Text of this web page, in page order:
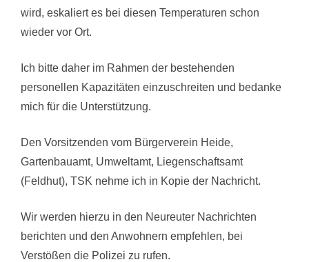
wird, eskaliert es bei diesen Temperaturen schon
wieder vor Ort.
Ich bitte daher im Rahmen der bestehenden
personellen Kapazitäten einzuschreiten und bedanke
mich für die Unterstützung.
Den Vorsitzenden vom Bürgerverein Heide,
Gartenbauamt, Umweltamt, Liegenschaftsamt
(Feldhut), TSK nehme ich in Kopie der Nachricht.
Wir werden hierzu in den Neureuter Nachrichten
berichten und den Anwohnern empfehlen, bei
Verstößen die Polizei zu rufen.